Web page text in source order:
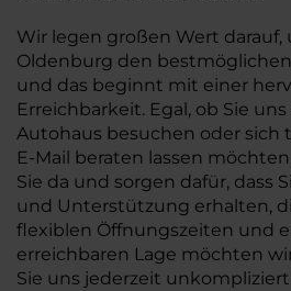
Wir legen großen Wert
Oldenburg den
und das beginnt mit einer
Erreichbarkeit. Egal, ob Sie
Autohaus besuchen oder sich
E-Mail beraten lassen
Sie da und sorgen dafür, dass
und Unterstützung erhalten,
flexiblen Öffnungszeiten und
erreichbaren Lage möchten
Sie uns jederzeit